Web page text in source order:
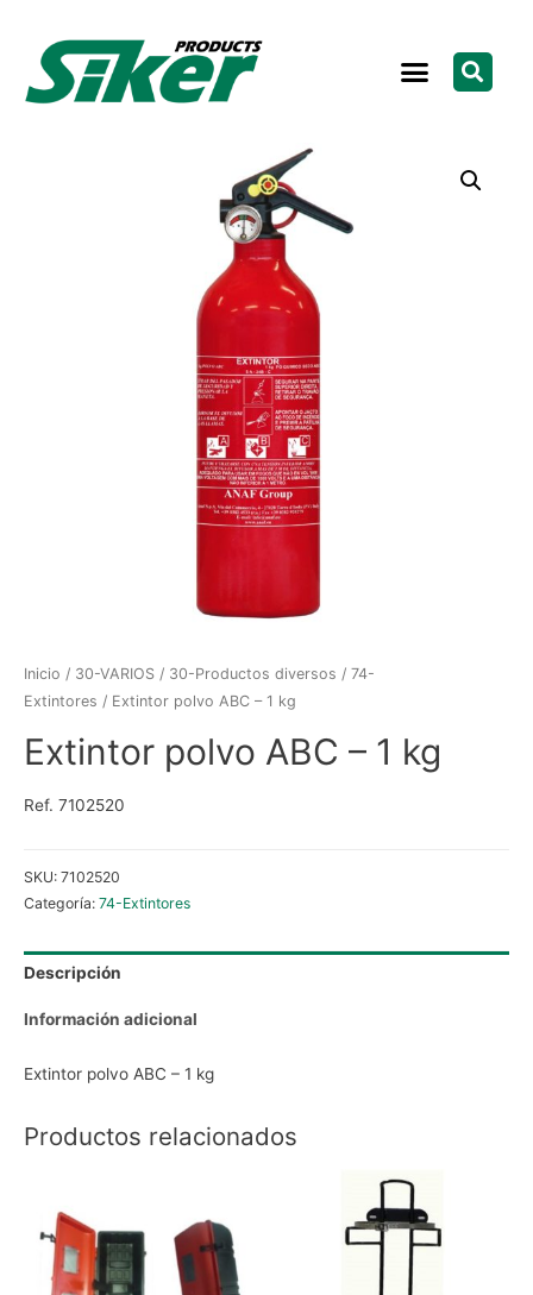
Inicio / 30-VARIOS / 30-Productos diversos / 74-
Extintores / Extintor polvo ABC – 1 kg
Extintor polvo ABC – 1 kg
Ref. 7102520
SKU: 7102520
Categoría: 74-Extintores
Descripción
Información adicional
Extintor polvo ABC – 1 kg
Productos relacionados